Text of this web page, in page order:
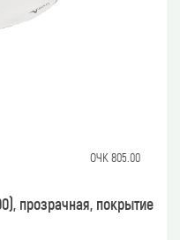
ОЧК 805.00
прозрачная, покрытие